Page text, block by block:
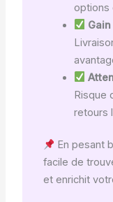
options
Risque
retours
En pesant
facile de
et enrichit